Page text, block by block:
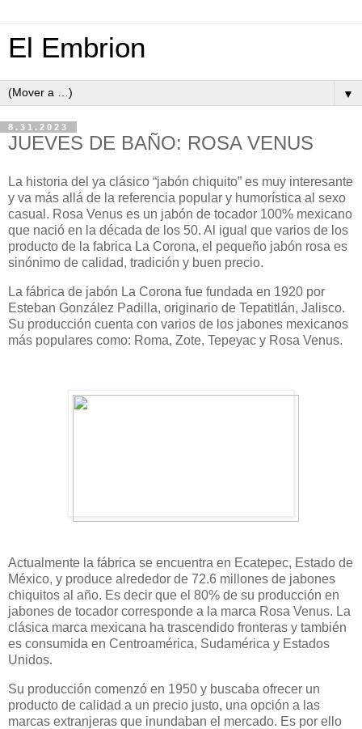
El Embrion
▼
8.31.2023
JUEVES DE BAÑO: ROSA VENUS
La historia del ya clásico “jabón chiquito” es muy interesante
y va más allá de la referencia popular y humorística al sexo
casual. Rosa Venus es un jabón de tocador 100% mexicano
que nació en la década de los 50. Al igual que varios de los
producto de la fabrica La Corona, el pequeño jabón rosa es
sinónimo de calidad, tradición y buen precio.
La fábrica de jabón La Corona fue fundada en 1920 por
Esteban González Padilla, originario de Tepatitlán, Jalisco.
Su producción cuenta con varios de los jabones mexicanos
más populares como: Roma, Zote, Tepeyac y Rosa Venus.
Actualmente la fábrica se encuentra en Ecatepec, Estado de
México, y produce alrededor de 72.6 millones de jabones
chiquitos al año. Es decir que el 80% de su producción en
jabones de tocador corresponde a la marca Rosa Venus. La
clásica marca mexicana ha trascendido fronteras y también
es consumida en Centroamérica, Sudamérica y Estados
Unidos.
Su producción comenzó en 1950 y buscaba ofrecer un
producto de calidad a un precio justo, una opción a las
marcas extranjeras que inundaban el mercado. Es por ello